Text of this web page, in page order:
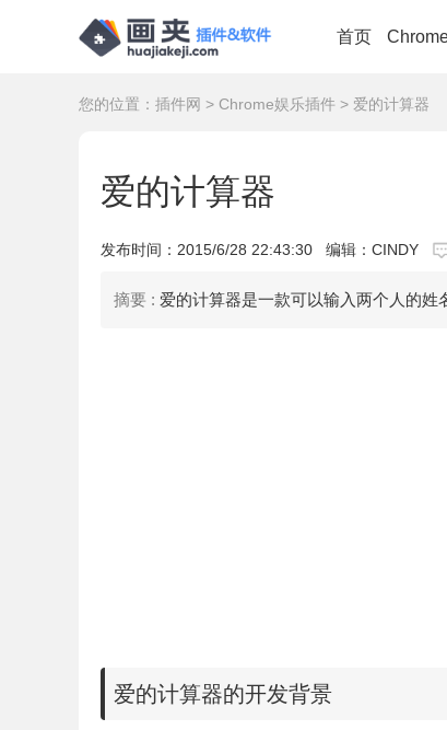
首页
您的位置： 插件网 > Chrome娱乐插件 > 爱的计算器
爱的计算器
发布时间： 2015/6/28 22:43:30 编辑：CINDY
摘要 : 爱的计算器是一款可以输入两个人的姓
爱的计算器的开发背景